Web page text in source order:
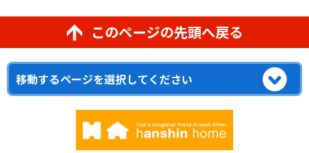
このページの先頭へ戻る